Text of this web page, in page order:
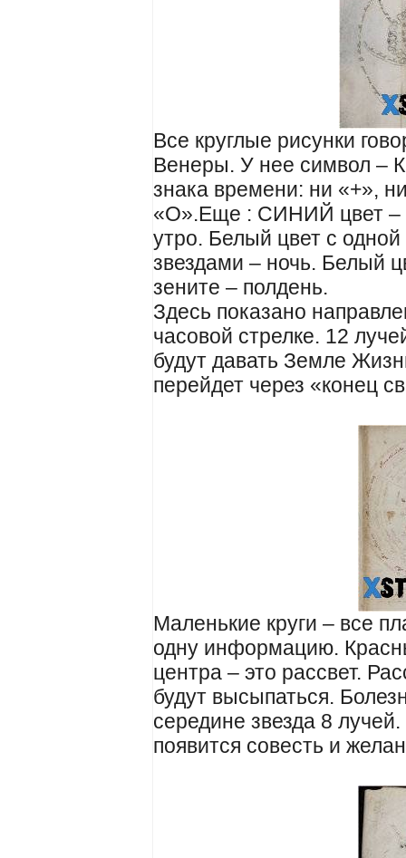
Все круглые рисунки
Венеры. У нее символ –
знака времени: ни «+»,
«О».Еще : СИНИЙ цвет –
утро. Белый цвет с
звездами – ночь. Белый
зените – полдень.
Здесь показано
часовой стрелке. 12
будут давать Земле
перейдет через «конец
Маленькие круги – все
одну информацию.
центра – это рассвет.
будут высыпаться.
середине звезда 8
появится совесть и